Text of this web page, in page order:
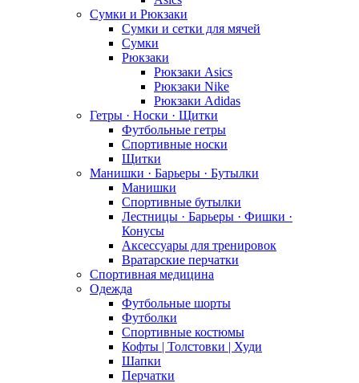
Сумки и Рюкзаки
Сумки и сетки для мячей
Сумки
Рюкзаки
Рюкзаки Asics
Рюкзаки Nike
Рюкзаки Adidas
Гетры · Носки · Щитки
Футбольные гетры
Спортивные носки
Щитки
Манишки · Барьеры · Бутылки
Манишки
Спортивные бутылки
Лестницы · Барьеры · Фишки ·
Конусы
Аксессуары для тренировок
Вратарские перчатки
Спортивная медицина
Одежда
Футбольные шорты
Футболки
Спортивные костюмы
Кофты | Толстовки | Худи
Шапки
Перчатки